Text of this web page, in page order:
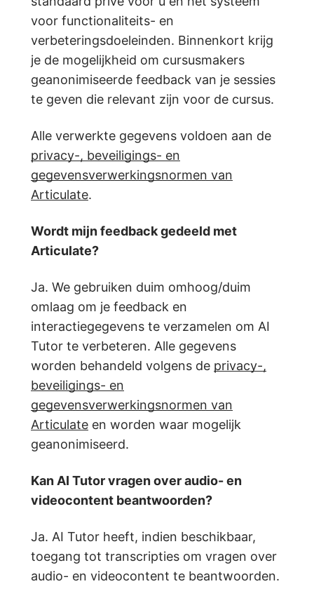
voor functionaliteits- en
verbeteringsdoeleinden. Binnenkort krijg
je de mogelijkheid om cursusmakers
geanonimiseerde feedback van je sessies
te geven die relevant zijn voor de cursus.
Alle verwerkte gegevens voldoen aan de
privacy-, beveiligings- en
gegevensverwerkingsnormen van
Articulate.
Wordt mijn feedback gedeeld met
Articulate?
Ja. We gebruiken duim omhoog/duim
omlaag om je feedback en
interactiegegevens te verzamelen om AI
Tutor te verbeteren. Alle gegevens
worden behandeld volgens de privacy-,
beveiligings- en
gegevensverwerkingsnormen van
Articulate en worden waar mogelijk
geanonimiseerd.
Kan AI Tutor vragen over audio- en
videocontent beantwoorden?
Ja. AI Tutor heeft, indien beschikbaar,
toegang tot transcripties om vragen over
audio- en videocontent te beantwoorden.